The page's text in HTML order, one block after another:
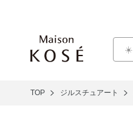
TOP ジルスチュアート